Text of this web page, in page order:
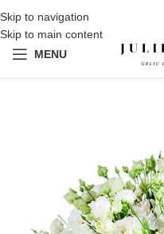
Skip to navigation
Skip to main content
MENU